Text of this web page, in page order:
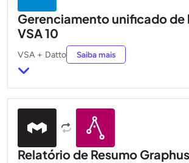
Gerenciamento unificado de
VSA 10
VSA + Datto Saiba mais
Relatório de Resumo Graphus